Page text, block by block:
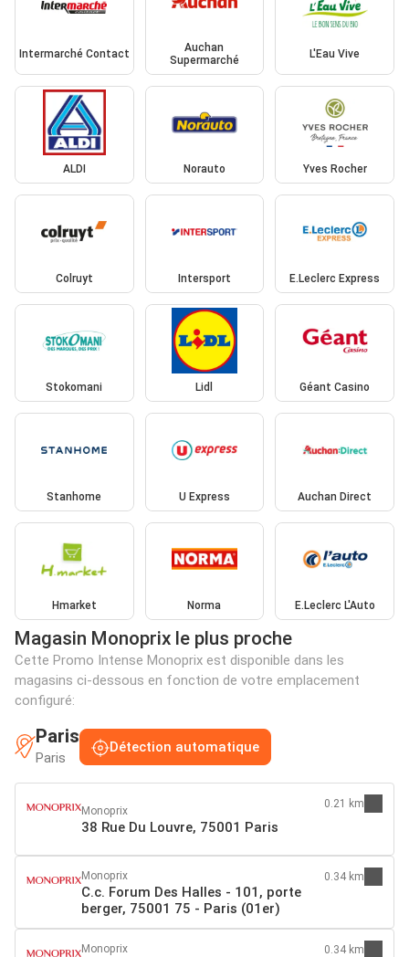
Intermarché Contact
Auchan
Supermarché
L'Eau Vive
ALDI Norauto Yves Rocher
Colruyt Intersport E.Leclerc Express
Stokomani Lidl Géant Casino
Stanhome U Express Auchan Direct
Hmarket Norma E.Leclerc L'Auto
Magasin Monoprix le plus proche
Cette Promo Intense Monoprix est disponible dans les
magasins ci-dessous en fonction de votre emplacement
configuré:
Paris
Paris
Détection automatique
Monoprix
38 Rue Du Louvre, 75001 Paris
0.21 km
Monoprix
C.c. Forum Des Halles - 101, porte
berger, 75001 75 - Paris (01er)
0.34 km
Monoprix 0.34 km